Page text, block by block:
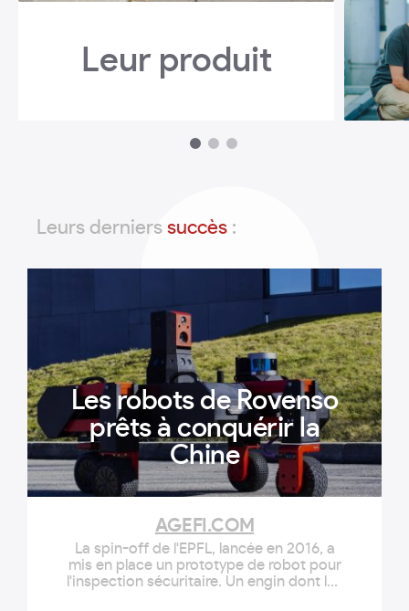
Leur produit
1 2 3
Leurs derniers succès :
Les robots de Rovenso
prêts à conquérir la
Chine
AGEFI.COM
La spin-off de l'EPFL, lancée en 2016, a
mis en place un prototype de robot pour
l'inspection sécuritaire. Un engin dont les